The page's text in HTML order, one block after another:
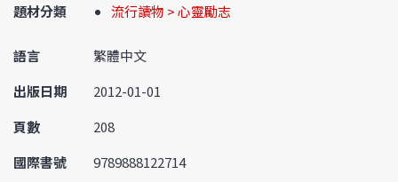
題材分類
流行讀物 > 心靈勵志
語言
繁體中文
出版日期
2012-01-01
頁數
208
國際書號
9789888122714